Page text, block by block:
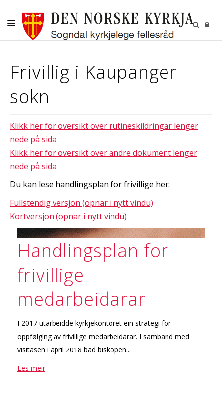
KYRKJELEGE HANDLINGAR
BORN OG UNGE
KULTUR
GRAVPLASS
Frivillig i Kaupanger
sokn
Klikk her for oversikt over rutineskildringar lenger
nede på sida
Klikk her for oversikt over andre dokument lenger
nede på sida
Du kan lese handlingsplan for frivillige her:
Fullstendig versjon (opnar i nytt vindu)
Kortversjon (opnar i nytt vindu)
Handlingsplan for
frivillige
medarbeidarar
I 2017 utarbeidde kyrkjekontoret ein strategi for
oppfølging av frivillige medarbeidarar. I samband med
visitasen i april 2018 bad biskopen...
Les meir